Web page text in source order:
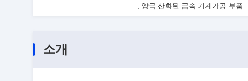
양극 산화된 금속 기계가공 부품
소개